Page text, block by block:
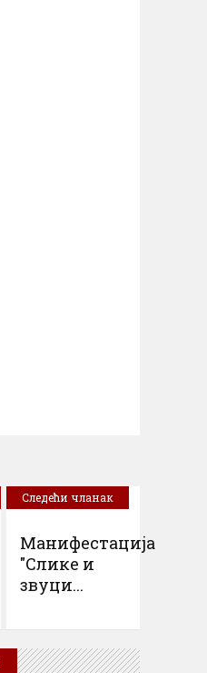
Следећи чланак
Манифестација
"Слике и
звуци...